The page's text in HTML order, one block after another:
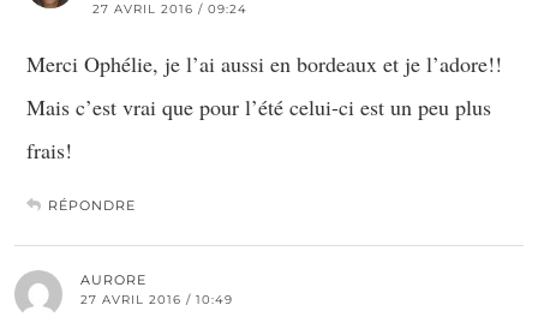
27 AVRIL 2016 / 09:24
Merci Ophélie, je l’ai aussi en bordeaux et je l’adore!!
Mais c’est vrai que pour l’été celui-ci est un peu plus
frais!
RÉPONDRE
AURORE
27 AVRIL 2016 / 10:49